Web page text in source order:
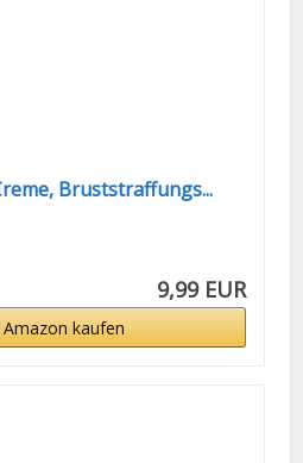
Bruststraffungs...
9,99 EUR
kaufen